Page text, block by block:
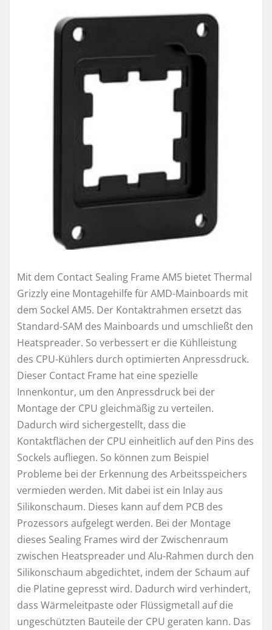
Mit dem Contact Sealing Frame AM5 bietet Thermal
Grizzly eine Montagehilfe für AMD-Mainboards mit
dem Sockel AM5. Der Kontaktrahmen ersetzt das
Standard-SAM des Mainboards und umschließt den
Heatspreader. So verbessert er die Kühlleistung
des CPU-Kühlers durch optimierten Anpressdruck.
Dieser Contact Frame hat eine spezielle
Innenkontur, um den Anpressdruck bei der
Montage der CPU gleichmäßig zu verteilen.
Dadurch wird sichergestellt, dass die
Kontaktflächen der CPU einheitlich auf den Pins des
Sockels aufliegen. So können zum Beispiel
Probleme bei der Erkennung des Arbeitsspeichers
vermieden werden. Mit dabei ist ein Inlay aus
Silikonschaum. Dieses kann auf dem PCB des
Prozessors aufgelegt werden. Bei der Montage
dieses Sealing Frames wird der Zwischenraum
zwischen Heatspreader und Alu-Rahmen durch den
Silikonschaum abgedichtet, indem der Schaum auf
die Platine gepresst wird. Dadurch wird verhindert,
dass Wärmeleitpaste oder Flüssigmetall auf die
ungeschützten Bauteile der CPU geraten kann. Das